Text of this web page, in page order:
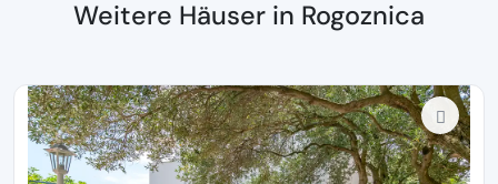
Weitere Häuser in Rogoznica